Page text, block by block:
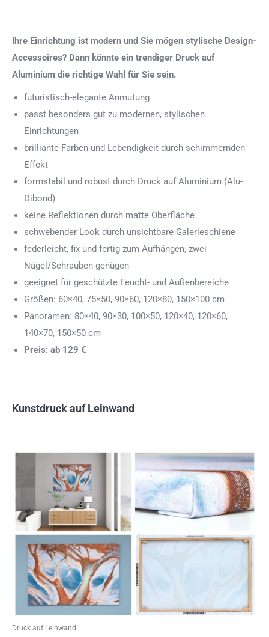
Ihre Einrichtung ist modern und Sie mögen stylische Design-
Accessoires? Dann könnte ein trendiger Druck auf
Aluminium die richtige Wahl für Sie sein.
futuristisch-elegante Anmutung
passt besonders gut zu modernen, stylischen
Einrichtungen
brilliante Farben und Lebendigkeit durch schimmernden
Effekt
formstabil und robust durch Druck auf Aluminium (Alu-
Dibond)
keine Reflektionen durch matte Oberfläche
schwebender Look durch unsichtbare Galerieschiene
federleicht, fix und fertig zum Aufhängen, zwei
Nägel/Schrauben genügen
geeignet für geschützte Feucht- und Außenbereiche
Größen: 60×40, 75×50, 90×60, 120×80, 150×100 cm
Panoramen: 80×40, 90×30, 100×50, 120×40, 120×60,
140×70, 150×50 cm
Preis: ab 129 €
Kunstdruck auf Leinwand
Druck auf Leinwand